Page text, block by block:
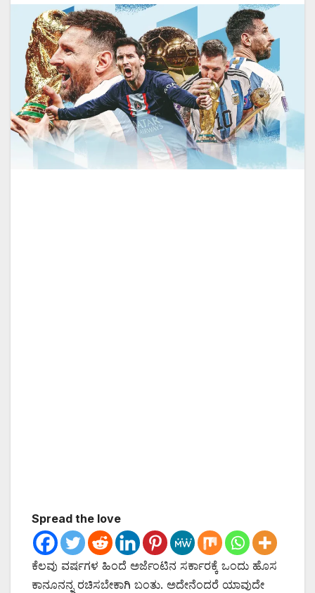
Spread the love
ಕೆಲವು ವರ್ಷಗಳ ಹಿಂದೆ ಅರ್ಜೆಂಟಿನ ಸರ್ಕಾರಕ್ಕೆ ಒಂದು ಹೊಸ
ಕಾನೂನನ್ನ ರಚಿಸಬೇಕಾಗಿ ಬಂತು. ಅದೇನೆಂದರೆ ಯಾವುದೇ